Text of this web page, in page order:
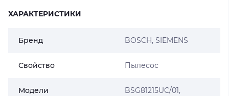
ХАРАКТЕРИСТИКИ
Бренд BOSCH, SIEMENS
Свойство Пылесос
Модели
BSG81215UC/01,